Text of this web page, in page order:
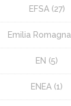
EFSA(27)
Emilia Romagna
EN (5)
ENEA (1)